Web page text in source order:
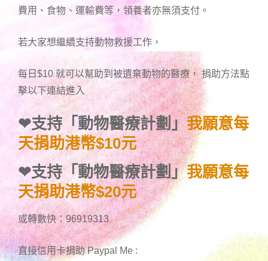
費用、食物、運輸費等，領養者亦無須支付。
若大家想繼續支持動物救援工作，
每日$10 就可以幫助到被遺棄動物的醫療， 捐助方法點
擊以下連結進入
❤支持「動物醫療計劃」我願意每
天捐助港幣$10元
❤支持「動物醫療計劃」我願意每
天捐助港幣$20元
或轉數快：96919313
直接信用卡捐助 Paypal Me :